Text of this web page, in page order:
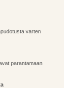
varten
parantamaan